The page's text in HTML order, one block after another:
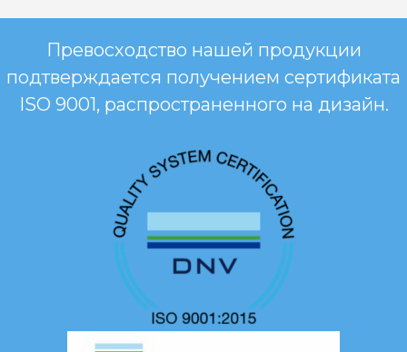
Превосходство нашей продукции
подтверждается получением сертификата
ISO 9001, распространенного на дизайн.